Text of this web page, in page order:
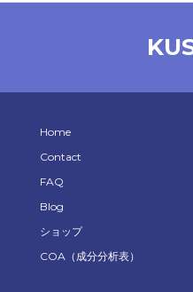
Home
Contact
FAQ
Blog
ショップ
COA（成分分析表）